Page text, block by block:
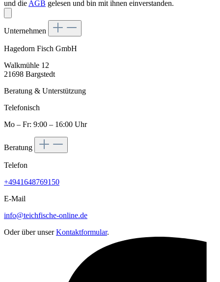
und die AGB gelesen und bin mit ihnen einverstanden.
Unternehmen
Hagedorn Fisch GmbH
Walkmühle 12
21698 Bargstedt
Beratung & Unterstützung
Telefonisch
Mo – Fr: 9:00 – 16:00 Uhr
Beratung
Telefon
+4941648769150
E-Mail
info@teichfische-online.de
Oder über unserKontaktformular.